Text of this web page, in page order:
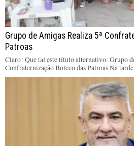
Grupo de Amigas Realiza 5ª
Patroas
Claro! Que tal este título alternativo: Grupo
Confraternização Boteco das Patroas Na